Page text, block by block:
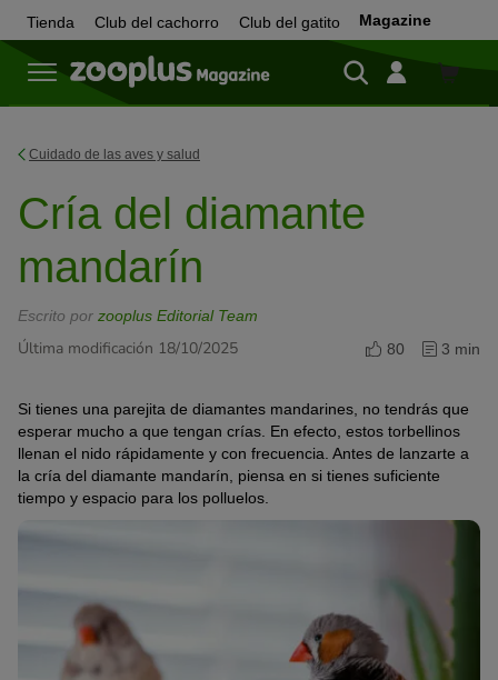
Tienda Club del cachorro Club del gatito Magazine
Tienda
Cuidado de las aves y salud
Cría del diamante
mandarín
Escrito por zooplus Editorial Team
Última modificación 18/10/2025 80 3 min
Si tienes una parejita de diamantes mandarines, no tendrás que
esperar mucho a que tengan crías. En efecto, estos torbellinos
llenan el nido rápidamente y con frecuencia. Antes de lanzarte a
la cría del diamante mandarín, piensa en si tienes suficiente
tiempo y espacio para los polluelos.